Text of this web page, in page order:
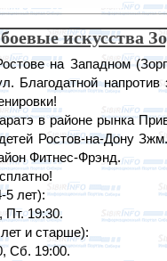
искусства
на Западном
Благодатной
в районе рынка
Ростов-на-Дону
Фитнес-Фрэнд.
лет):
Пт. 19:30.
и старше):
Сб. 19:00.